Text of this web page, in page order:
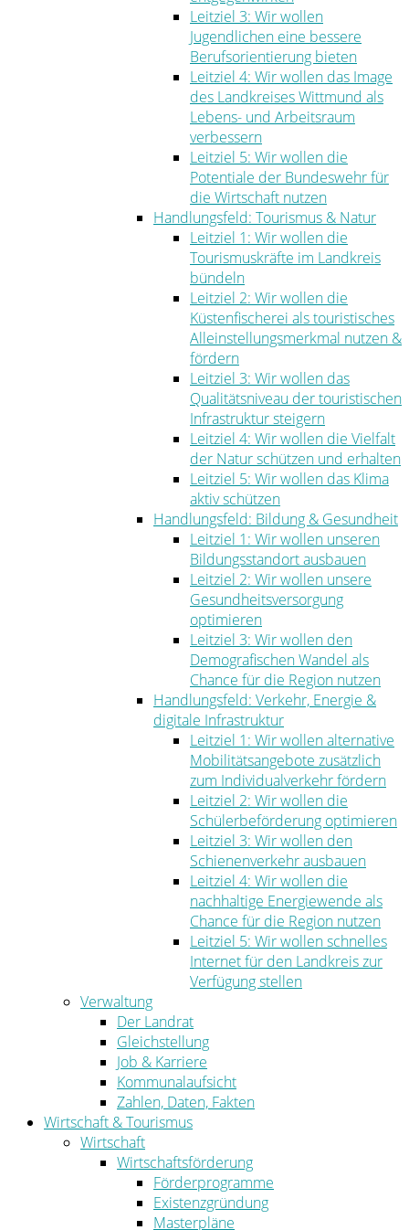
Leitziel 3: Wir wollen
Jugendlichen eine bessere
Berufsorientierung bieten
Leitziel 4: Wir wollen das Image
des Landkreises Wittmund als
Lebens- und Arbeitsraum
verbessern
Leitziel 5: Wir wollen die
Potentiale der Bundeswehr für
die Wirtschaft nutzen
Handlungsfeld: Tourismus & Natur
Leitziel 1: Wir wollen die
Tourismuskräfte im Landkreis
bündeln
Leitziel 2: Wir wollen die
Küstenfischerei als touristisches
Alleinstellungsmerkmal nutzen &
fördern
Leitziel 3: Wir wollen das
Qualitätsniveau der touristischen
Infrastruktur steigern
Leitziel 4: Wir wollen die Vielfalt
der Natur schützen und erhalten
Leitziel 5: Wir wollen das Klima
aktiv schützen
Handlungsfeld: Bildung & Gesundheit
Leitziel 1: Wir wollen unseren
Bildungsstandort ausbauen
Leitziel 2: Wir wollen unsere
Gesundheitsversorgung
optimieren
Leitziel 3: Wir wollen den
Demografischen Wandel als
Chance für die Region nutzen
Handlungsfeld: Verkehr, Energie &
digitale Infrastruktur
Leitziel 1: Wir wollen alternative
Mobilitätsangebote zusätzlich
zum Individualverkehr fördern
Leitziel 2: Wir wollen die
Schülerbeförderung optimieren
Leitziel 3: Wir wollen den
Schienenverkehr ausbauen
Leitziel 4: Wir wollen die
nachhaltige Energiewende als
Chance für die Region nutzen
Leitziel 5: Wir wollen schnelles
Internet für den Landkreis zur
Verfügung stellen
Verwaltung
Der Landrat
Gleichstellung
Job & Karriere
Kommunalaufsicht
Zahlen, Daten, Fakten
Wirtschaft & Tourismus
Wirtschaft
Wirtschaftsförderung
Förderprogramme
Existenzgründung
Masterpläne